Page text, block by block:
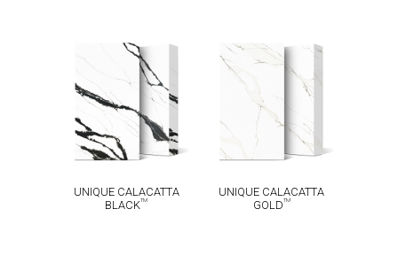
UNIQUE
CALACATTA
BLACK
TM
UNIQUE CALACATTA
BLACKTM
UNIQUE
CALACATTA
UNIQUE CALACATTA
GOLDTM